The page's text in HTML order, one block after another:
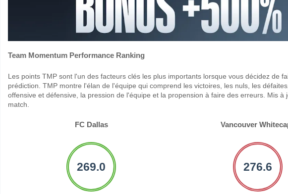
Team Momentum Performance Ranking
Les points TMP sont l'un des facteurs clés les plus importants lorsque vous décidez de
prédiction. TMP montre l'élan de l'équipe qui comprend les victoires, les nuls, les
offensive et défensive, la pression de l'équipe et la propension à faire des erreurs. Mis à
match.
FC Dallas Vancouver
269.0 276.6